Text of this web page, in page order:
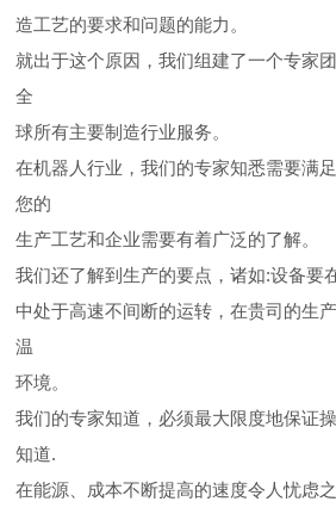
造工艺的要求和问题的能力。
就出于这个原因，我们组建了一个专家
全
球所有主要制造行业服务。
在机器人行业，我们的专家知悉需要满
您的
生产工艺和企业需要有着广泛的了解。
我们还了解到生产的要点，诸如:设备要
中处于高速不间断的运转，在贵司的生
温
环境。
我们的专家知道，必须最大限度地保证
知道.
在能源、成本不断提高的速度令人忧虑